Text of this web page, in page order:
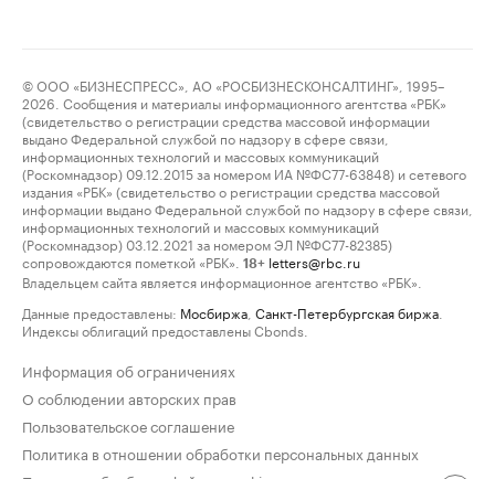
© ООО «БИЗНЕСПРЕСС», АО «РОСБИЗНЕСКОНСАЛТИНГ», 1995–
2026. Сообщения и материалы информационного агентства «РБК»
(свидетельство о регистрации средства массовой информации
выдано Федеральной службой по надзору в сфере связи,
информационных технологий и массовых коммуникаций
(Роскомнадзор) 09.12.2015 за номером ИА №ФС77-63848) и сетевого
издания «РБК» (свидетельство о регистрации средства массовой
информации выдано Федеральной службой по надзору в сфере связи,
информационных технологий и массовых коммуникаций
(Роскомнадзор) 03.12.2021 за номером ЭЛ №ФС77-82385)
сопровождаются пометкой «РБК».
18+ letters@rbc.ru
Владельцем сайта является информационное агентство «РБК».
Данные предоставлены: Мосбиржа Санкт-Петербургская биржа
Индексы облигаций предоставлены Cbonds.
Информация об ограничениях
О соблюдении авторских прав
Пользовательское соглашение
Политика в отношении обработки персональных данных